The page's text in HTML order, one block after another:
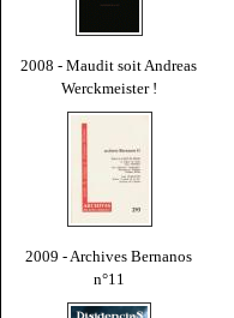
2008 - Maudit soit Andreas
Werckmeister !
2009 - Archives Bernanos
n°11